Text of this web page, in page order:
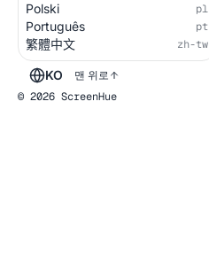
© 2026 ScreenHue
KO
Polski pl
Português pt
繁體中文 zh-tw
맨 위로